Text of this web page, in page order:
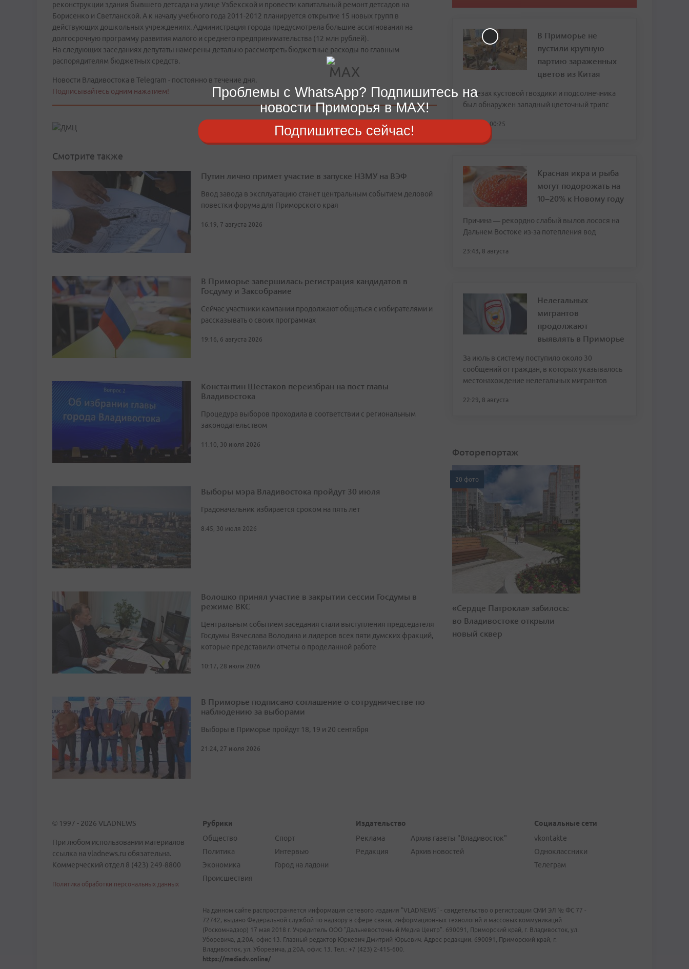
реконструкции здания бывшего детсада на улице Узбекской и провести капитальный ремонт детсадов на
Борисенко и Светланской. А к началу учебного года 2011-2012 планируется открытие 15 новых групп в
действующих дошкольных учреждениях. Администрация города предусмотрела большие ассигнования на
долгосрочную программу развития малого и среднего предпринимательства (12 млн рублей).
На следующих заседаниях депутаты намерены детально рассмотреть бюджетные расходы по главным
распорядителям бюджетных средств.
Новости Владивостока в Telegram - постоянно в течение дня.
Подписывайтесь одним нажатием!
Смотрите также
Путин лично примет участие в запуске НЗМУ на ВЭФ
Ввод завода в эксплуатацию станет центральным событием деловой
повестки форума для Приморского края
16:19, 7 августа 2026
В Приморье завершилась регистрация кандидатов в
Госдуму и Заксобрание
Сейчас участники кампании продолжают общаться с избирателями и
рассказывать о своих программах
19:16, 6 августа 2026
Константин Шестаков переизбран на пост главы
Владивостока
Процедура выборов проходила в соответствии с региональным
законодательством
11:10, 30 июля 2026
Выборы мэра Владивостока пройдут 30 июля
Градоначальник избирается сроком на пять лет
8:45, 30 июля 2026
Волошко принял участие в закрытии сессии Госдумы в
режиме ВКС
Центральным событием заседания стали выступления председателя
Госдумы Вячеслава Володина и лидеров всех пяти думских фракций,
которые представили отчеты о проделанной работе
10:17, 28 июля 2026
В Приморье подписано соглашение о сотрудничестве по
наблюдению за выборами
Выборы в Приморье пройдут 18, 19 и 20 сентября
21:24, 27 июля 2026
В Приморье не
пустили крупную
партию зараженных
цветов из Китая
В срезах кустовой гвоздики и подсолнечника
был обнаружен западный цветочный трипс
сегодня, 00:25
Красная икра и рыба
могут подорожать на
10–20% к Новому году
Причина — рекордно слабый вылов лосося на
Дальнем Востоке из-за потепления вод
23:43, 8 августа
Нелегальных
мигрантов
продолжают
выявлять в Приморье
За июль в систему поступило около 30
сообщений от граждан, в которых указывалось
местонахождение нелегальных мигрантов
22:29, 8 августа
Фоторепортаж
20 фото
«Сердце Патрокла» забилось:
во Владивостоке открыли
новый сквер
© 1997 - 2026 VLADNEWS
При любом использовании материалов
ссылка на vladnews.ru обязательна.
Коммерческий отдел 8 (423) 249-8800
Политика обработки персональных данных
Рубрики
Общество
Политика
Экономика
Происшествия
Спорт
Интервью
Город на ладони
Издательство
Реклама
Редакция
Архив газеты "Владивосток"
Архив новостей
Социальные сети
vkontakte
Одноклассники
Телеграм
На данном сайте распространяется информация сетевого издания "VLADNEWS" - свидетельство о регистрации СМИ ЭЛ № ФС 77 -
72742, выдано Федеральной службой по надзору в сфере связи, информационных технологий и массовых коммуникаций
(Роскомнадзор) 17 мая 2018 г. Учредитель ООО "Дальневосточный Медиа Центр". 690091, Приморский край, г. Владивосток, ул.
Уборевича, д.20А, офис 13. Главный редактор Юркевич Дмитрий Юрьевич. Адрес редакции: 690091, Приморский край, г.
Владивосток, ул. Уборевича, д.20А, офис 13. Тел.: +7 (423) 2-415-600.
https://mediadv.online/
Проблемы с WhatsApp? Подпишитесь на
новости Приморья в MAX!
Подпишитесь сейчас!